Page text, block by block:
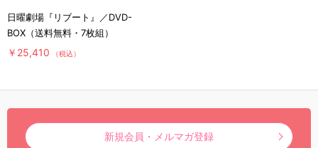
日曜劇場『リブート』／DVD-
BOX（送料無料・7枚組）
￥25,410 （税込）
新規会員・メルマガ登録